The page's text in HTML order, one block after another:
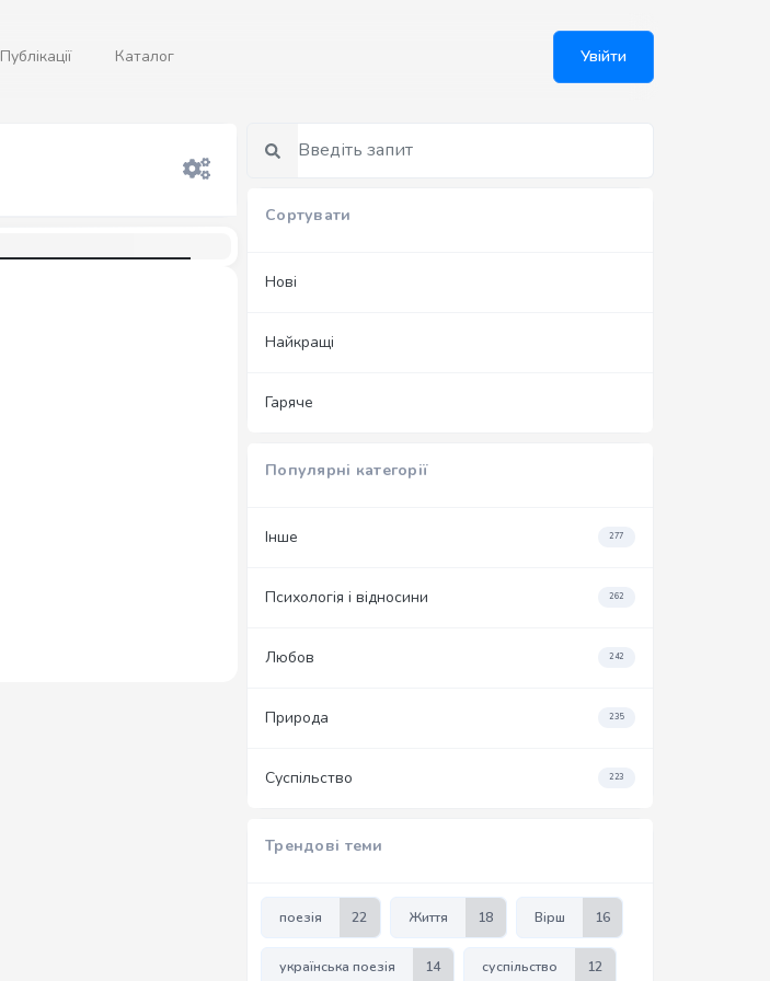
Публікації Каталог Увійти
Сортувати
Нові
Найкращі
Гаряче
Популярні категорії
Інше 277
Психологія і відносини 262
Любов 242
Природа 235
Суспільство 223
Трендові теми
поезія 22 Життя 18 Вірш 16
українська поезія 14 суспільство 12